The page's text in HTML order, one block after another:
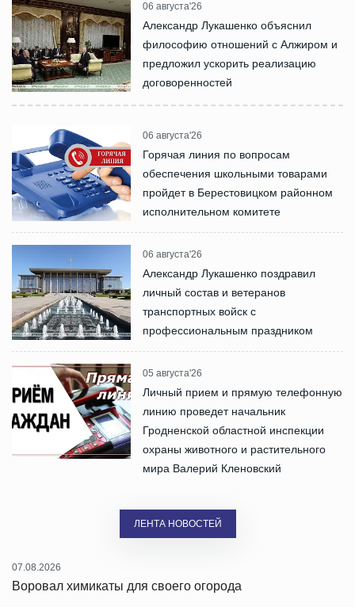
06 августа'26
Александр Лукашенко объяснил
философию отношений с Алжиром и
предложил ускорить реализацию
договоренностей
06 августа'26
Горячая линия по вопросам
обеспечения школьными товарами
пройдет в Берестовицком районном
исполнительном комитете
06 августа'26
Александр Лукашенко поздравил
личный состав и ветеранов
транспортных войск с
профессиональным праздником
05 августа'26
Личный прием и прямую телефонную
линию проведет начальник
Гродненской областной инспекции
охраны животного и растительного
мира Валерий Кленовский
ЛЕНТА НОВОСТЕЙ
07.08.2026
Воровал химикаты для своего огорода